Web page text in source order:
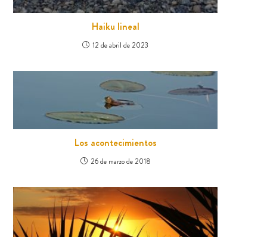
Haiku lineal
12 de abril de 2023
Los acontecimientos
26 de marzo de 2018